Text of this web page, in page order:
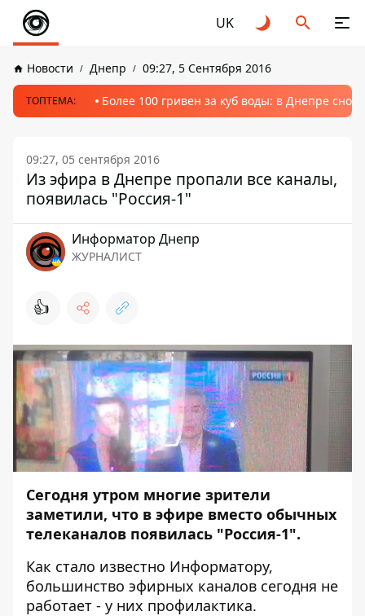
UK
Новости Днепр 09:27, 5 Сентября 2016
ТОПТЕМА: Более 100 гривен за куб воды: в Днепре
09:27, 05 сентября 2016
Из эфира в Днепре пропали все каналы,
появилась "Россия-1"
Информатор Днепр
ЖУРНАЛИСТ
👍
Сегодня утром многие зрители
заметили, что в эфире вместо обычных
телеканалов появилась "Россия-1".
Как стало известно Информатору,
большинство эфирных каналов сегодня не
работает - у них профилактика.